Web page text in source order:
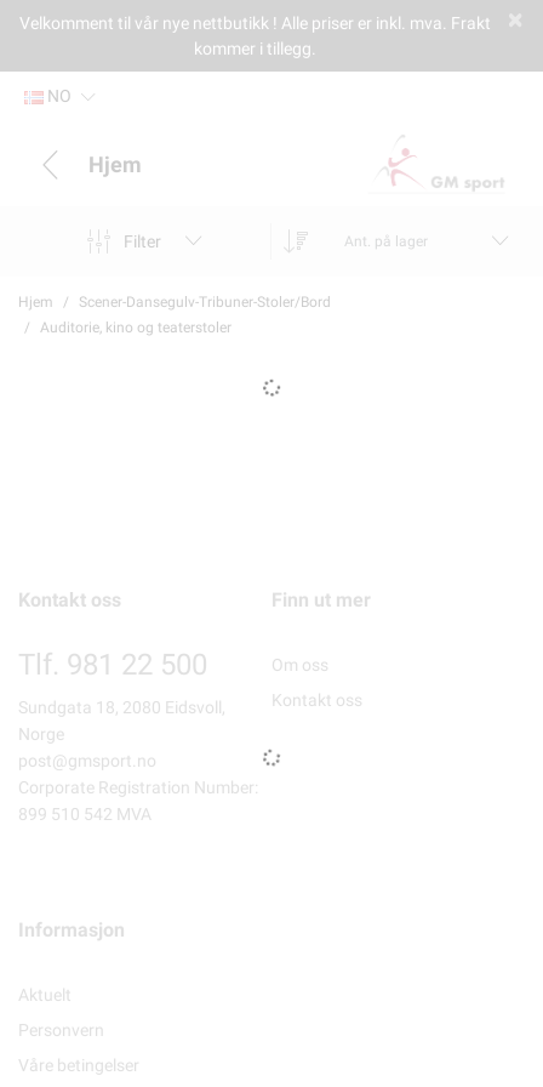
Velkomment til vår nye nettbutikk ! Alle priser er inkl. mva. Frakt
kommer i tillegg.
NO
Hjem
Filter Ant. på lager
Hjem
Scener-Dansegulv-Tribuner-Stoler/Bord
Auditorie, kino og teaterstoler
Kontakt oss
Tlf. 981 22 500
Sundgata 18, 2080 Eidsvoll,
Norge
post@gmsport.no
Corporate Registration Number:
899 510 542 MVA
Finn ut mer
Om oss
Kontakt oss
Informasjon
Aktuelt
Personvern
Våre betingelser